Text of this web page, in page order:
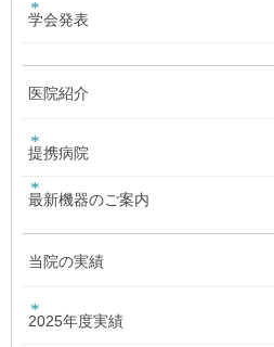
学会発表
医院紹介
提携病院
最新機器のご案内
当院の実績
2025年度実績